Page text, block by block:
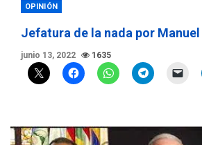
OPINIÓN
Jefatura de la nada por
junio 13, 2022 1635